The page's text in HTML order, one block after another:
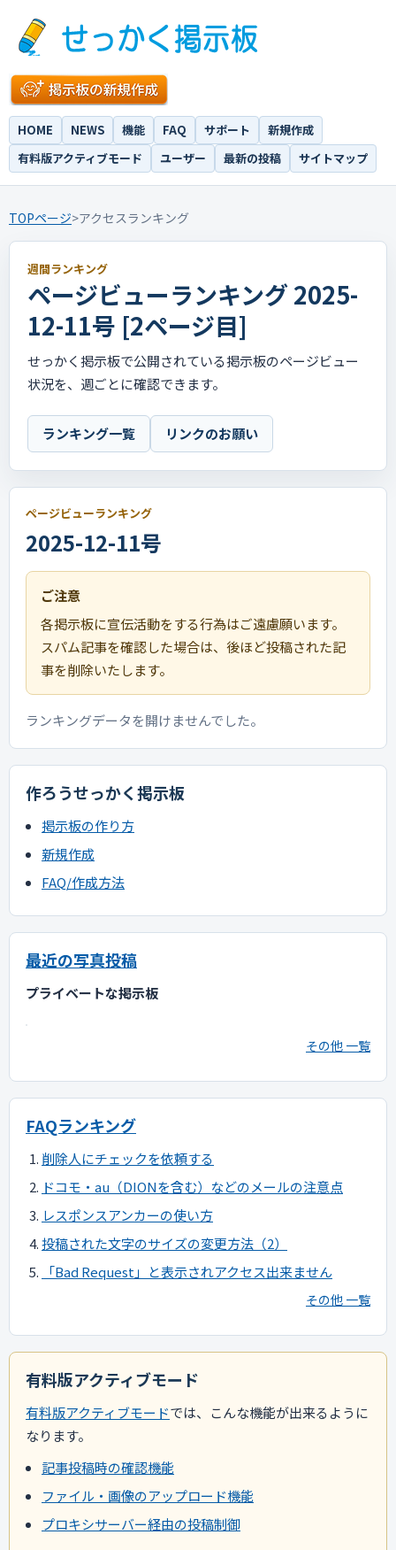
HOME NEWS 機能 FAQ サポート
新規作成
有料版アクティブモード
ユーザー 最新の投稿 サイトマップ
TOPページ>アクセスランキング
週間ランキング
ページビューランキング 2025-
12-11号 [2ページ目]
せっかく掲示板で公開されている掲示板のページビュー
状況を、週ごとに確認できます。
ランキング一覧 リンクのお願い
ページビューランキング
2025-12-11号
ご注意
各掲示板に宣伝活動をする行為はご遠慮願います。
スパム記事を確認した場合は、後ほど投稿された記
事を削除いたします。
ランキングデータを開けませんでした。
作ろうせっかく掲示板
掲示板の作り方
新規作成
FAQ/作成方法
最近の写真投稿
プライベートな掲示板
その他 一覧
FAQランキング
削除人にチェックを依頼する
ドコモ・au（DIONを含む）などのメールの注意点
レスポンスアンカーの使い方
投稿された文字のサイズの変更方法（2）
「Bad Request」と表示されアクセス出来ません
その他 一覧
有料版アクティブモード
有料版アクティブモードでは、こんな機能が出来るように
なります。
記事投稿時の確認機能
ファイル・画像のアップロード機能
プロキシサーバー経由の投稿制御